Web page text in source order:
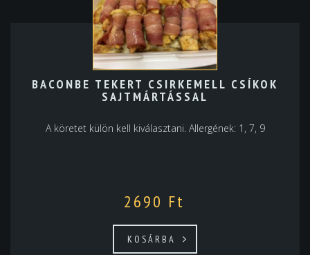
BACONBE TEKERT CSIRKEMELL CSÍKOK
SAJTMÁRTÁSSAL
A köretet külön kell kiválasztani. Allergének: 1, 7, 9
2690 Ft
KOSÁRBA